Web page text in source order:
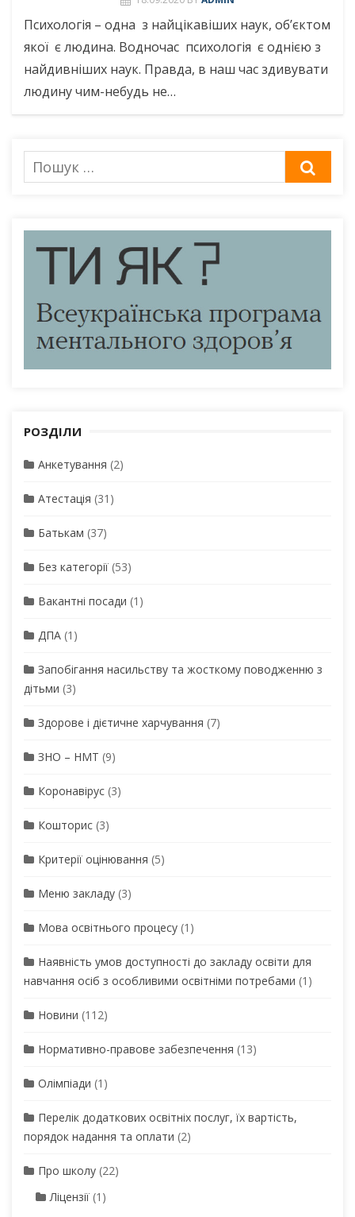
Психологія – одна з найцікавіших наук, об’єктом
якої є людина. Водночас психологія є однією з
найдивніших наук. Правда, в наш час здивувати
людину чим-небудь не…
Пошук
РОЗДІЛИ
Анкетування (2)
Атестація (31)
Батькам (37)
Без категорії (53)
Вакантні посади (1)
ДПА (1)
Запобігання насильству та жосткому поводженню з
дітьми (3)
Здорове і дієтичне харчування (7)
ЗНО – НМТ (9)
Коронавірус (3)
Кошторис (3)
Критерії оцінювання (5)
Меню закладу (3)
Мова освітнього процесу (1)
Наявність умов доступності до закладу освіти для
навчання осіб з особливими освітніми потребами (1)
Новини (112)
Нормативно-правове забезпечення (13)
Олімпіади (1)
Перелік додаткових освітніх послуг, їх вартість,
порядок надання та оплати (2)
Про школу (22)
Ліцензії (1)